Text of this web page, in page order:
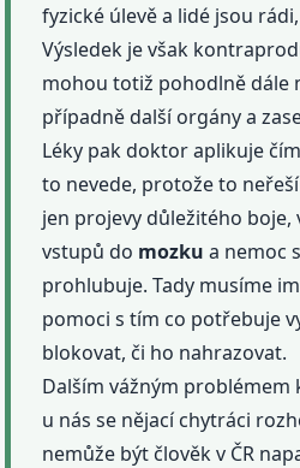
fyzické úlevě a lidé jsou
Výsledek je však
mohou totiž pohodlně dále
případně další orgány a
Léky pak doktor aplikuje
to nevede, protože to
jen projevy důležitého boje,
vstupů do mozku a nemoc
prohlubuje. Tady musíme
pomoci s tím co potřebuje
blokovat, či ho nahrazovat.
Dalším vážným problémem
u nás se nějací chytráci
nemůže být člověk v ČR